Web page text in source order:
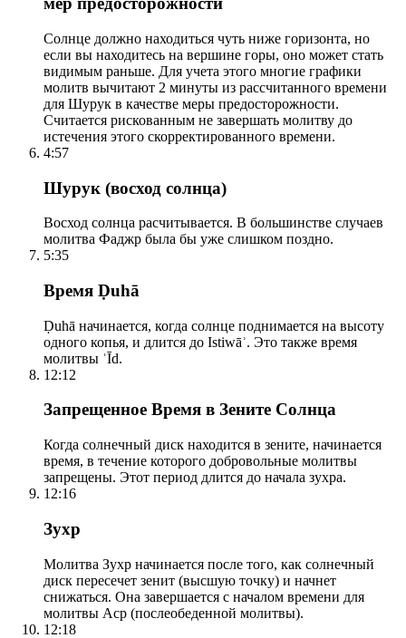
Солнце должно находиться чуть ниже горизонта, но
если вы находитесь на вершине горы, оно может стать
видимым раньше. Для учета этого многие графики
молитв вычитают 2 минуты из рассчитанного времени
для Шурук в качестве меры предосторожности.
Считается рискованным не завершать молитву до
истечения этого скорректированного времени.
4:57
Шурук (восход солнца)
Восход солнца расчитывается. В большинстве случаев
молитва Фаджр была бы уже слишком поздно.
5:35
Время Ḍuhā
Ḍuhā начинается, когда солнце поднимается на высоту
одного копья, и длится до Istiwāʾ. Это также время
молитвы ʿĪd.
12:12
Запрещенное Время в Зените Солнца
Когда солнечный диск находится в зените, начинается
время, в течение которого добровольные молитвы
запрещены. Этот период длится до начала зухра.
12:16
Зухр
Молитва Зухр начинается после того, как солнечный
диск пересечет зенит (высшую точку) и начнет
снижаться. Она завершается с началом времени для
молитвы Аср (послеобеденной молитвы).
12:18